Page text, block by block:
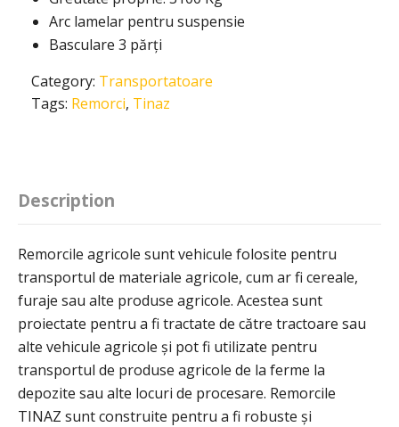
Arc lamelar pentru suspensie
Basculare 3 părți
Category: Transportatoare
Tags: Remorci, Tinaz
Description
Remorcile agricole sunt vehicule folosite pentru
transportul de materiale agricole, cum ar fi cereale,
furaje sau alte produse agricole. Acestea sunt
proiectate pentru a fi tractate de către tractoare sau
alte vehicule agricole și pot fi utilizate pentru
transportul de produse agricole de la ferme la
depozite sau alte locuri de procesare. Remorcile
TINAZ sunt construite pentru a fi robuste și